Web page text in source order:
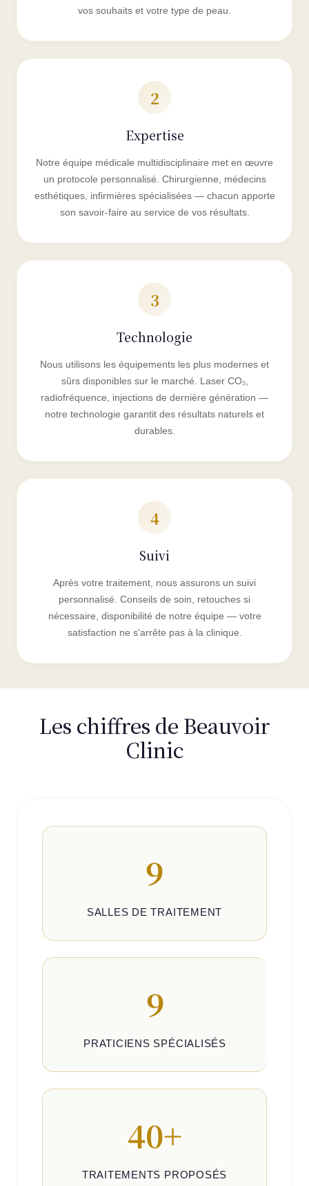
vos souhaits et votre type de peau.
2
Expertise
Notre équipe médicale multidisciplinaire met en œuvre
un protocole personnalisé. Chirurgienne, médecins
esthétiques, infirmières spécialisées — chacun apporte
son savoir-faire au service de vos résultats.
3
Technologie
Nous utilisons les équipements les plus modernes et
sûrs disponibles sur le marché. Laser CO₂,
radiofréquence, injections de dernière génération —
notre technologie garantit des résultats naturels et
durables.
4
Suivi
Après votre traitement, nous assurons un suivi
personnalisé. Conseils de soin, retouches si
nécessaire, disponibilité de notre équipe — votre
satisfaction ne s'arrête pas à la clinique.
Les chiffres de Beauvoir
Clinic
9
SALLES DE TRAITEMENT
9
PRATICIENS SPÉCIALISÉS
40+
TRAITEMENTS PROPOSÉS